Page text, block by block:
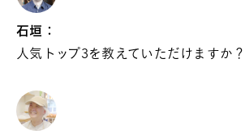
石垣：
人気トップ3を教えていただけますか？